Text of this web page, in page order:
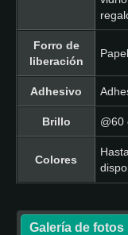
Forro de
liberación
Adhesivo
Brillo @60
Colores
Galería de fotos